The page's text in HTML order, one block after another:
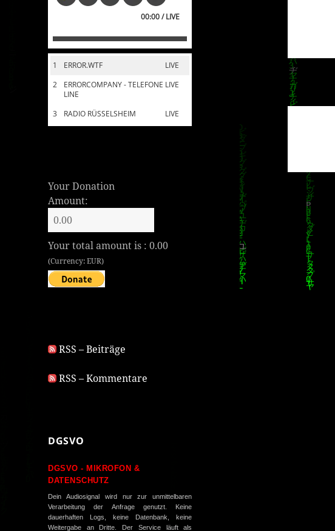
00:00 / LIVE
1 LIVE
ERROR.WTF
2
LIVE
ERRORCOMPANY - TELEFONE
LINE
3
LIVE
RADIO RÜSSELSHEIM
Your Donation
Amount:
Your total amount is :0.00
(Currency: EUR)
RSS – Beiträge
RSS – Kommentare
DGSVO
DGSVO - MIKROFON &
DATENSCHUTZ
Dein Audiosignal wird nur zur unmittelbaren
Verarbeitung der Anfrage genutzt. Keine
dauerhaften Logs, keine Datenbank, keine
Weitergabe an Dritte. Der Service läuft als